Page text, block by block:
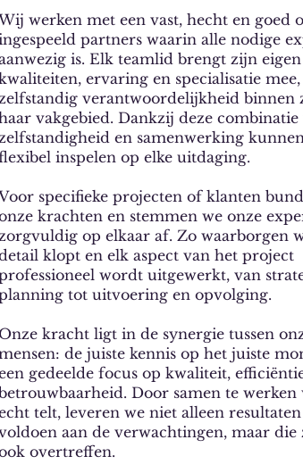
werken met een vast, hecht en goed
partners waarin alle nodige
is. Elk teamlid brengt zijn
ervaring en specialisatie
verantwoordelijkheid binnen
vakgebied. Dankzij deze combinatie
en samenwerking
inspelen op elke uitdaging.
specifieke projecten of klanten
krachten en stemmen we onze
op elkaar af. Zo waarborgen
klopt en elk aspect van het project
wordt uitgewerkt, van
tot uitvoering en opvolging.
kracht ligt in de synergie tussen
de juiste kennis op het juiste
gedeelde focus op kwaliteit,
Door samen te werken
telt, leveren we niet alleen
aan de verwachtingen, maar die
overtreffen.